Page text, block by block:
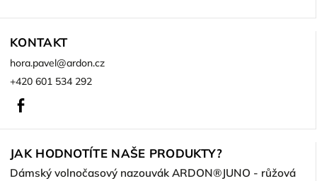
KONTAKT
hora.pavel@ardon.cz
+420 601 534 292
JAK HODNOTÍTE NAŠE PRODUKTY?
Dámský volnočasový nazouvák ARDON®JUNO - růžová